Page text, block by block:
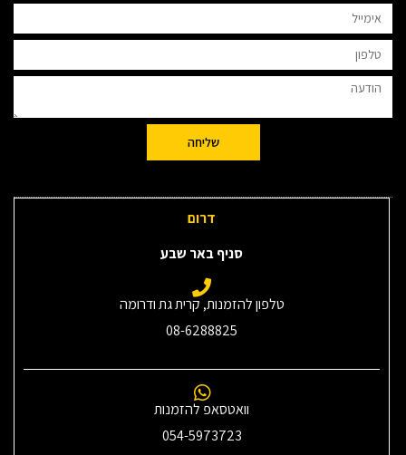
שליחה
דרום
סניף באר שבע
טלפון להזמנות, קרית גת ודרומה
08-6288825
וואטסאפ להזמנות
054-5973723